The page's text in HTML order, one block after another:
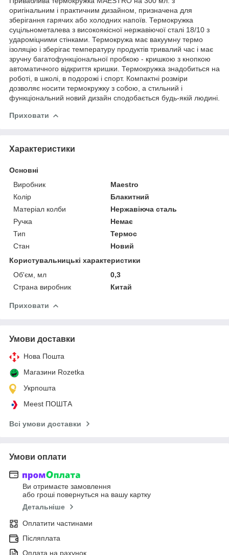
оригінальним і практичним дизайном, призначена для
зберігання гарячих або холодних напоїв. Термокружка
суцільнометалева з високоякісної нержавіючої сталі 18/10 з
удароміцними стінками. Термокружа має вакуумну термо
ізоляцію і зберігає температуру продуктів тривалий час і має
зручну багатофункціональної пробкою - кришкою з кнопкою
автоматичного відкриття кришки. Термокружка знадобиться на
роботі, в школі, в подорожі і спорт. Компактні розміри
дозволяє носити термокружку з собою, а стильний і
функціональний новий дизайн сподобається будь-якій людині.
Приховати
Характеристики
Основні
Виробник
Maestro
Колір
Блакитний
Матеріал колби
Нержавіюча сталь
Ручка
Немає
Тип
Термос
Стан
Новий
Користувальницькі характеристики
Об'єм, мл
0,3
Страна виробник
Китай
Приховати
Умови доставки
Нова Пошта
Магазини Rozetka
Укрпошта
Meest ПОШТА
Всі умови доставки
Умови оплати
Ви отримаєте замовлення
або гроші повернуться на вашу картку
Детальніше
Оплатити частинами
Післяплата
Оплата на рахунок